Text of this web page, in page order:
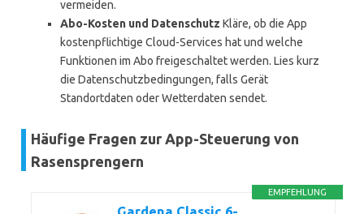
vermeiden.
Abo-Kosten und Datenschutz Kläre, ob die App
kostenpflichtige Cloud-Services hat und welche
Funktionen im Abo freigeschaltet werden. Lies kurz
die Datenschutzbedingungen, falls Gerät
Standortdaten oder Wetterdaten sendet.
Häufige Fragen zur App-Steuerung von
Rasensprengern
EMPFEHLUNG